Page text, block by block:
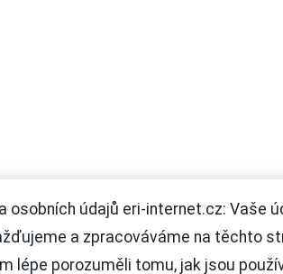
osobních údajů eri-internet.cz: Vaše
a zpracováváme na těchto
lépe porozuměli tomu, jak jsou